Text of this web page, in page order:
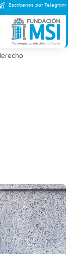
Escríbenos por Telegram
2025?
está
Conoce